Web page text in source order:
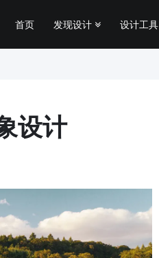
首页 发现设计 设计工具
设计